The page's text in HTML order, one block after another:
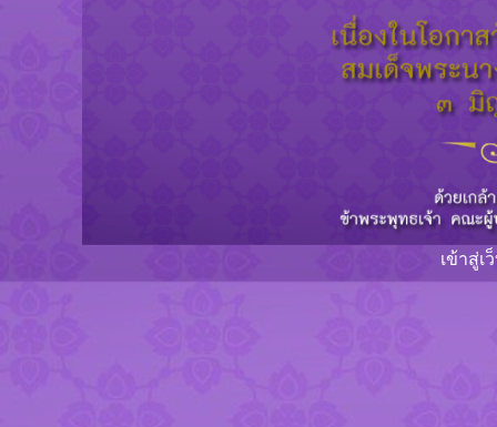
เข้าสู่เ